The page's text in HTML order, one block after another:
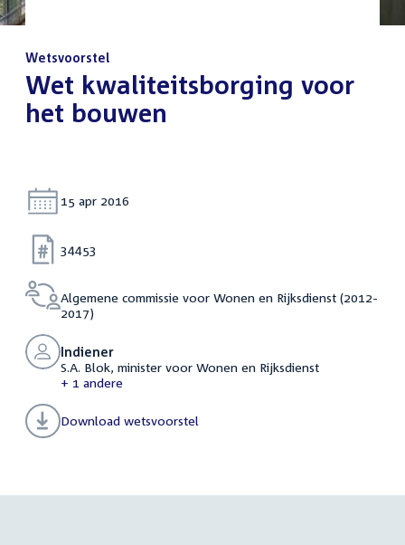
Wetsvoorstel
:Wet kwaliteitsborging voor
het bouwen
Datum:
15 apr 2016
Nummer:
34453
Algemene commissie voor Wonen en Rijksdienst (2012-
2017)
Indiener
S.A. Blok, minister voor Wonen en Rijksdienst
+ 1 andere
Download wetsvoorstel